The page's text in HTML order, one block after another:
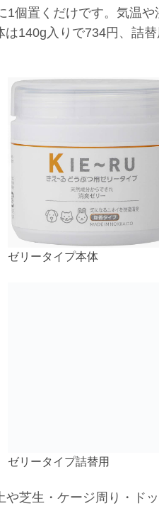
個置くだけです。気温や
140g入りで734円、詰替
ゼリータイプ本体
ゼリータイプ詰替用
芝生・ケージ周り・ド